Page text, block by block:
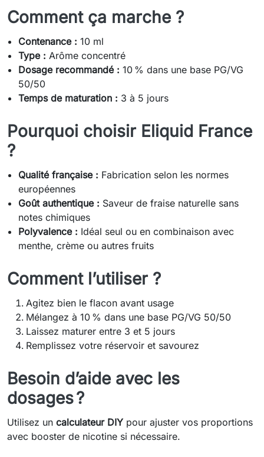
Comment ça marche ?
Contenance : 10 ml
Type : Arôme concentré
Dosage recommandé : 10 % dans une base PG/VG
50/50
Temps de maturation : 3 à 5 jours
Pourquoi choisir Eliquid France
?
Qualité française : Fabrication selon les normes
européennes
Goût authentique : Saveur de fraise naturelle sans
notes chimiques
Polyvalence : Idéal seul ou en combinaison avec
menthe, crème ou autres fruits
Comment l’utiliser ?
Agitez bien le flacon avant usage
Mélangez à 10 % dans une base PG/VG 50/50
Laissez maturer entre 3 et 5 jours
Remplissez votre réservoir et savourez
Besoin d’aide avec les
dosages ?
Utilisez un calculateur DIY pour ajuster vos proportions
avec booster de nicotine si nécessaire.